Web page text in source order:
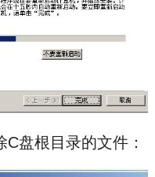
盘根目录的文件：